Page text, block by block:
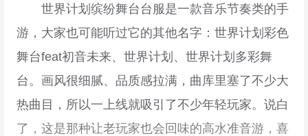
世界计划缤纷舞台台服是一款音乐节奏类的手
游，大家也可能听过它的其他名字：世界计划彩色
舞台feat初音未来、世界计划、世界计划多彩舞
台。画风很细腻、品质感拉满，曲库里塞了不少大
热曲目，所以一上线就吸引了不少年轻玩家。说白
了，这是那种让老玩家也会回味的高水准音游，喜